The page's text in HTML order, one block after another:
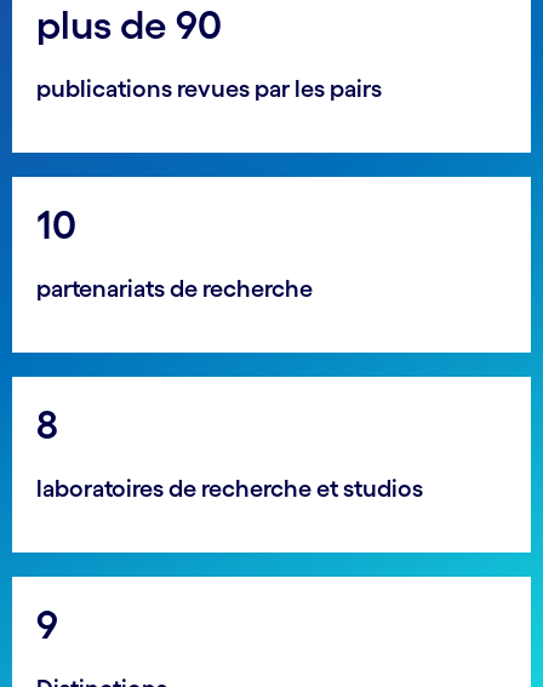
plus de 90
publications revues par les pairs
10
partenariats de recherche
8
laboratoires de recherche et studios
9